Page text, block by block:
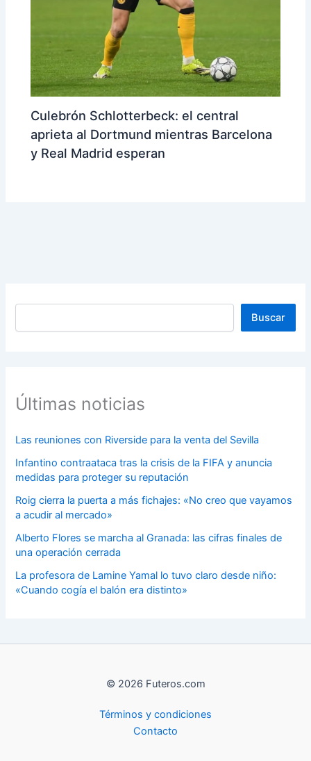
Culebrón Schlotterbeck: el central
aprieta al Dortmund mientras Barcelona
y Real Madrid esperan
Buscar
Buscar
Últimas noticias
Las reuniones con Riverside para la venta del Sevilla
Infantino contraataca tras la crisis de la FIFA y anuncia
medidas para proteger su reputación
Roig cierra la puerta a más fichajes: «No creo que vayamos
a acudir al mercado»
Alberto Flores se marcha al Granada: las cifras finales de
una operación cerrada
La profesora de Lamine Yamal lo tuvo claro desde niño:
«Cuando cogía el balón era distinto»
© 2026 Futeros.com
Términos y condiciones
Contacto